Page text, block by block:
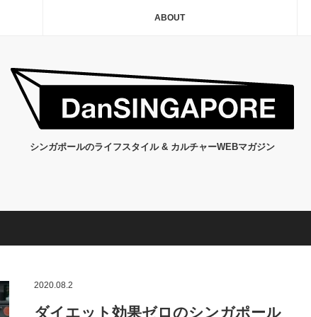
ABOUT
シンガポールのライフスタイル & カルチャーWEBマガジン
2020.08.2
ダイエット効果ゼロのシンガポール